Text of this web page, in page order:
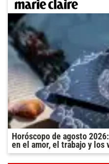
Horóscopo de agosto
en el amor, el trabajo y los